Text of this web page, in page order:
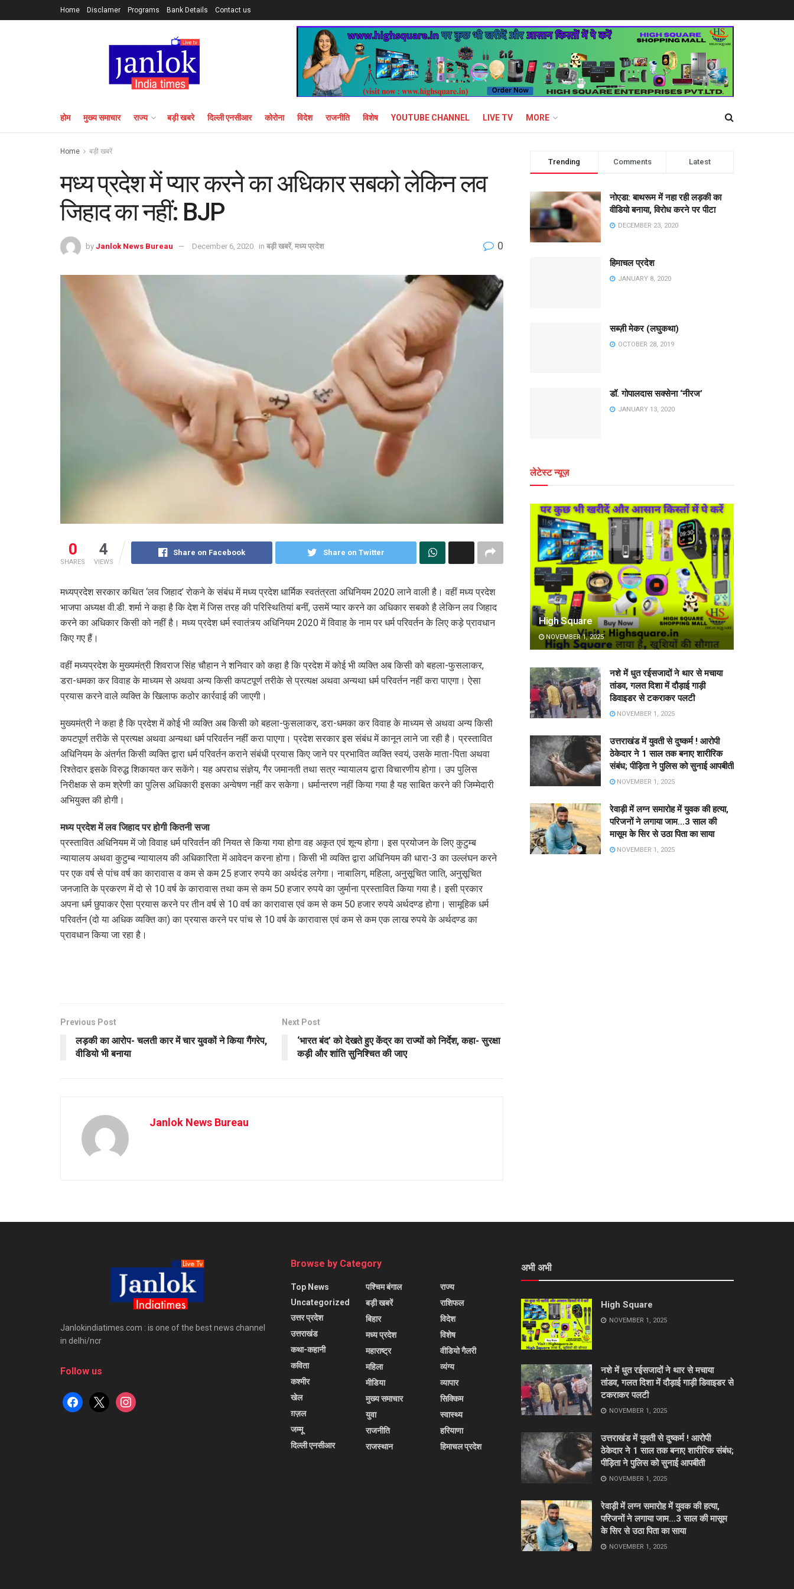
Home Disclamer Programs Bank Details Contact us
होम मुख्य समाचार राज्य बड़ी खबरे दिल्ली एनसीआर कोरोना विदेश राजनीति विशेष YOUTUBE CHANNEL LIVE TV MORE
Home बड़ी खबरें
मध्य प्रदेश में प्यार करने का अधिकार सबको लेकिन लव
जिहाद का नहीं: BJP
by Janlok News Bureau December 6, 2020 in बड़ी खबरें, मध्य प्रदेश 0
0
SHARES
4
VIEWS
Share on Facebook Share on Twitter
मध्यप्रदेश सरकार कथित ‘लव जिहाद’ रोकने के संबंध में मध्य प्रदेश धार्मिक स्वतंत्रता अधिनियम 2020 लाने वाली है। वहीं मध्य प्रदेश
भाजपा अध्यक्ष वी.डी. शर्मा ने कहा है कि देश में जिस तरह की परिस्थितियां बनीं, उसमें प्यार करने का अधिकार सबको है लेकिन लव जिहाद
करने का अधिकार किसी को नहीं है। मध्य प्रदेश धर्म स्वातंत्र्य अधिनियम 2020 में विवाह के नाम पर धर्म परि​वर्तन के लिए कड़े प्रावधान
किए गए हैं।
वहीं मध्यप्रदेश के मुख्यमंत्री शिवराज सिंह चौहान ने शनिवार को कहा है कि प्रदेश में कोई भी व्यक्ति अब किसी को बहला-फुसलाकर,
डरा-धमका कर विवाह के माध्यम से अथवा अन्य किसी कपटपूर्ण तरीके से प्रत्यक्ष अथवा अन्यथा धर्म परिवर्तन नहीं करा पाएगा। ऐसा
प्रयास करने वाले व्यक्ति के खिलाफ कठोर कार्रवाई की जाएगी।
मुख्यमंत्री ने कहा है कि प्रदेश में कोई भी व्यक्ति अब किसी को बहला-फुसलाकर, डरा-धमका कर विवाह के माध्यम से अथवा अन्य किसी
कपटपूर्ण तरीके से प्रत्यक्ष अथवा अन्यथा धर्म परिवर्तन नहीं करा पाएगा। प्रदेश सरकार इस संबंध में कानून लाने जा रही है। प्रस्तावित
अधिनियम के अंतर्गत किसी व्यक्ति द्वारा धर्म परिवर्तन कराने संबंधी प्रयास किए जाने पर प्रभावित व्यक्ति स्वयं, उसके माता-पिता अथवा
रिश्तेदार इसके विरुद्ध शिकायत कर सकेंगे। यह अपराध संज्ञेय, गैर जमानती तथा सत्र न्यायालय द्वारा विचारणीय होगा। उप पुलिस
निरीक्षक से कम श्रेणी का पुलिस अधिकारी इसका अन्वेषण नहीं कर सकेगा। धर्मान्तरण नहीं किया गया है यह साबित करने की जिम्मेदारी
अभियुक्त की होगी।
मध्य प्रदेश में लव जिहाद पर होगी कितनी सजा
प्रस्तावित अधिनियम में जो विवाह धर्म परिवर्तन की नियत से किया गया होगा वह अकृत एवं शून्य होगा। इस प्रयोजन के लिए कुटुम्ब
न्यायालय अथवा कुटुम्ब न्यायालय की अधिकारिता में आवेदन करना होगा। किसी भी व्यक्ति द्वारा अधिनियम की धारा-3 का उल्लंघन करने
पर एक वर्ष से पांच वर्ष का कारावास व कम से कम 25 हजार रुपये का अर्थदंड लगेगा। नाबालिग, महिला, अनुसूचित जाति, अनुसूचित
जनजाति के प्रकरण में दो से 10 वर्ष के कारावास तथा कम से कम 50 हजार रुपये का जुर्माना प्रस्तावित किया गया है। इसी प्रकार
अपना धर्म छुपाकर ऐसा प्रयास करने पर तीन वर्ष से 10 वर्ष का कारावास एवं कम से कम 50 हजार रुपये अर्थदण्ड होगा। सामूहिक धर्म
परिवर्तन (दो या अधिक व्यक्ति का) का प्रयास करने पर पांच से 10 वर्ष के कारावास एवं कम से कम एक लाख रुपये के अर्थदण्ड का
प्रावधान किया जा रहा है।
Previous Post
लड़की का आरोप- चलती कार में चार युवकों ने किया गैंगरेप,
वीडियो भी बनाया
Next Post
‘भारत बंद’ को देखते हुए केंद्र का राज्यों को निर्देश, कहा- सुरक्षा
कड़ी और शांति सुनिश्चित की जाए
Janlok News Bureau
Trending Comments Latest
नोएडा: बाथरूम में नहा रही लड़की का
वीडियो बनाया, विरोध करने पर पीटा
DECEMBER 23, 2020
हिमाचल प्रदेश
JANUARY 8, 2020
सब्ज़ी मेकर (लघुकथा)
OCTOBER 28, 2019
डॉ. गोपालदास सक्सेना ‘नीरज’
JANUARY 13, 2020
लेटेस्ट न्यूज़
High Square
NOVEMBER 1, 2025
नशे में धुत रईसजादों ने थार से मचाया
तांडव, गलत दिशा में दौड़ाई गाड़ी
डिवाइडर से टकराकर पलटी
NOVEMBER 1, 2025
उत्तराखंड में युवती से दुष्कर्म ! आरोपी
ठेकेदार ने 1 साल तक बनाए शारीरिक
संबंध; पीड़िता ने पुलिस को सुनाई आपबीती
NOVEMBER 1, 2025
रेवाड़ी में लग्न समारोह में युवक की हत्या,
परिजनों ने लगाया जाम…3 साल की
मासूम के सिर से उठा पिता का साया
NOVEMBER 1, 2025
Janlokindiatimes.com : is one of the best news channel
in delhi/ncr
Follow us
facebook
x instagram
Browse by Category
Top News
Uncategorized
उत्तर प्रदेश
उत्तराखंड
कथा-कहानी
कविता
कश्मीर
खेल
ग़ज़ल
जम्मू
दिल्ली एनसीआर
पश्चिम बंगाल
बड़ी खबरें
बिहार
मध्य प्रदेश
महाराष्ट्र
महिला
मीडिया
मुख्य समाचार
युवा
राजनीति
राजस्थान
राज्य
राशिफल
विदेश
विशेष
वीडियो गैलरी
व्यंग्य
व्यापार
सिक्किम
स्वास्थ्य
हरियाणा
हिमाचल प्रदेश
अभी अभी
High Square
NOVEMBER 1, 2025
नशे में धुत रईसजादों ने थार से मचाया
तांडव, गलत दिशा में दौड़ाई गाड़ी डिवाइडर से
टकराकर पलटी
NOVEMBER 1, 2025
उत्तराखंड में युवती से दुष्कर्म ! आरोपी
ठेकेदार ने 1 साल तक बनाए शारीरिक संबंध;
पीड़िता ने पुलिस को सुनाई आपबीती
NOVEMBER 1, 2025
रेवाड़ी में लग्न समारोह में युवक की हत्या,
परिजनों ने लगाया जाम…3 साल की मासूम
के सिर से उठा पिता का साया
NOVEMBER 1, 2025